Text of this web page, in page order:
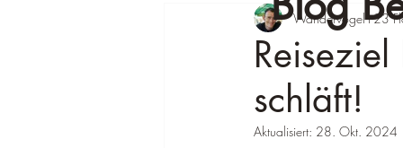
Reiseziel Spanien
Reiseziel Griechenland
schläft!
Wandervogel123
Aktualisiert: 28. Okt. 2024